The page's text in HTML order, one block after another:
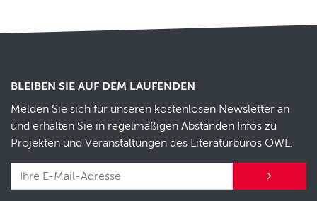
BLEIBEN SIE AUF DEM LAUFENDEN
Melden Sie sich für unseren kostenlosen Newsletter an
und erhalten Sie in regelmäßigen Abständen Infos zu
Projekten und Veranstaltungen des Literaturbüros OWL.